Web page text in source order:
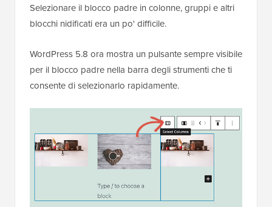
Selezionare il blocco padre in colonne, gruppi e altri
blocchi nidificati era un po' difficile.
WordPress 5.8 ora mostra un pulsante sempre visibile
per il blocco padre nella barra degli strumenti che ti
consente di selezionarlo rapidamente.